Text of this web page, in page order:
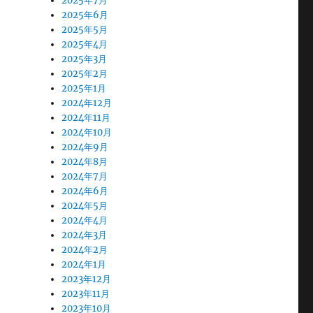
2025年6月
2025年5月
2025年4月
2025年3月
2025年2月
2025年1月
2024年12月
2024年11月
2024年10月
2024年9月
2024年8月
2024年7月
2024年6月
2024年5月
2024年4月
2024年3月
2024年2月
2024年1月
2023年12月
2023年11月
2023年10月